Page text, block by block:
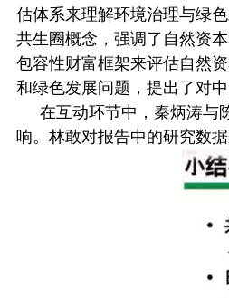
估体系来理解环境治理与绿
共生圈概念，强调了自然资
包容性财富框架来评估自然
和绿色发展问题，提出了对
在互动环节中，秦炳涛与
响。林敢对报告中的研究数